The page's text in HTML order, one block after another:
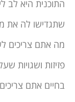
התוכנית היא לב
שתגדישו לה את
מה אתם צריכים
פזיזות ושגויות
בחיים אתם